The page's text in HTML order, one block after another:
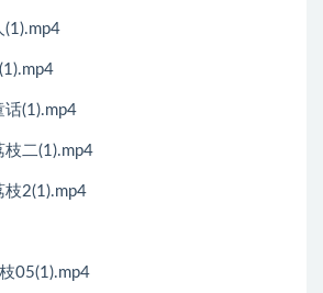
(1).mp4
二(1).mp4
2(1).mp4
05(1).mp4